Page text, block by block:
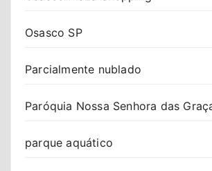
Osasco SP
Parcialmente nublado
Paróquia Nossa Senhora das
parque aquático